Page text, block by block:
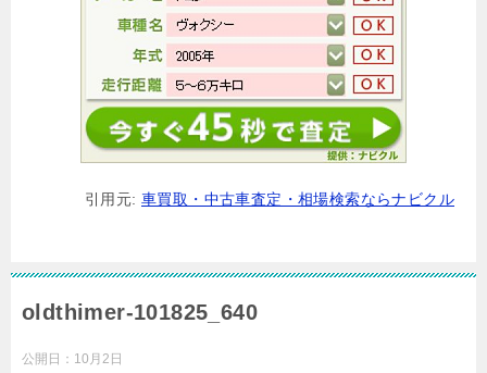
引用元: 車買取・中古車査定・相場検索ならナビクル
oldthimer-101825_640
公開日： 10月2日